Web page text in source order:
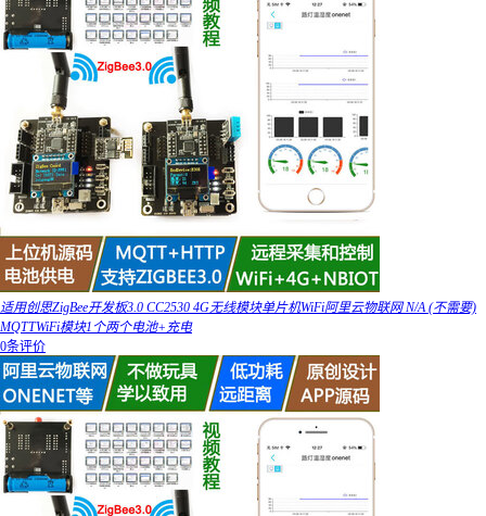
适用创思ZigBee开发板3.0 CC2530 4G无线模块单片机WiFi阿里云物联网 N/A (不需要)
MQTTWiFi模块1个两个电池+充电
0条评价